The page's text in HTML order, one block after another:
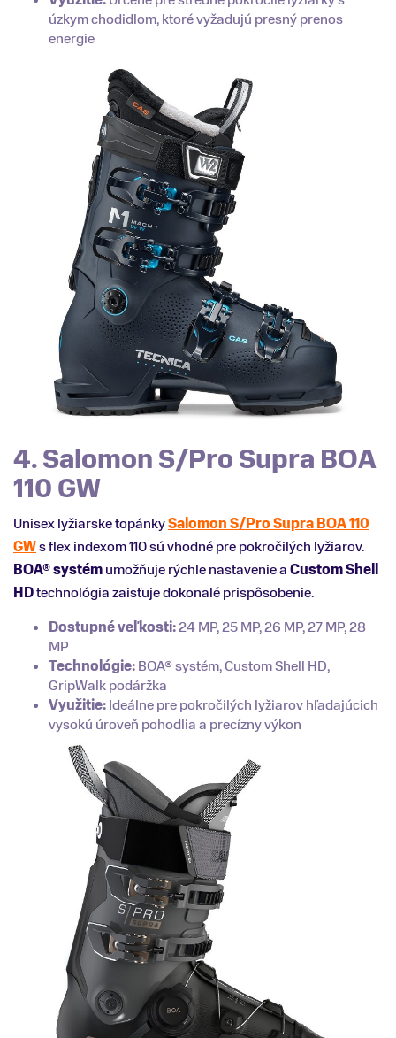
úzkym chodidlom, ktoré vyžadujú presný prenos
energie
4. Salomon S/Pro Supra BOA
110 GW
Unisex lyžiarske topánkySalomon S/Pro Supra BOA 110
GWs flex indexom 110 sú vhodné pre pokročilých lyžiarov.
BOA® systémumožňuje rýchle nastavenie aCustomShell
HDtechnológia zaisťuje dokonalé prispôsobenie.
Dostupné veľkosti:24 MP, 25 MP, 26 MP, 27 MP, 28
MP
Technológie:BOA® systém, Custom Shell HD,
GripWalk podáržka
Využitie:Ideálne pre pokročilých lyžiarov hľadajúcich
vysokú úroveň pohodlia a precízny výkon